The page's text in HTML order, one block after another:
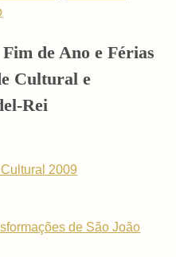
de Ano e Férias
Cultural e
Rei
2009
de São João